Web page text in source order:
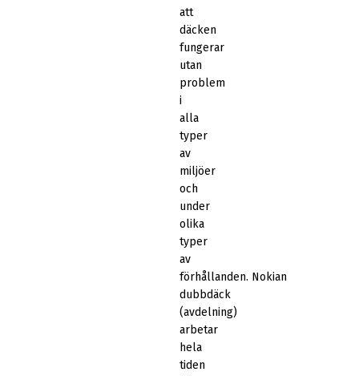
att
däcken
fungerar
utan
problem
i
alla
typer
av
miljöer
och
under
olika
typer
av
förhållanden. Nokian
dubbdäck
(avdelning)
arbetar
hela
tiden